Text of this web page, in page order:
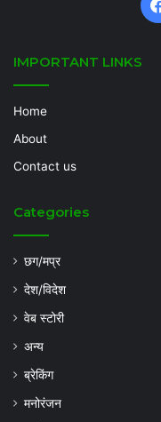
IMPORTANT LINKS
Home
About
Contact us
Categories
छग/मप्र
देश/विदेश
वेब स्टोरी
अन्य
ब्रेकिंग
मनोरंजन